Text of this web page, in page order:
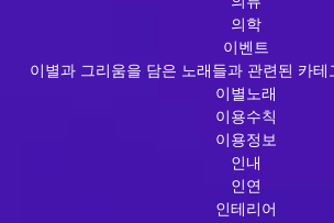
의학
이벤트
이별과 그리움을 담은 노래들과 관련된 카
이별노래
이용수칙
이용정보
인내
인연
인테리어